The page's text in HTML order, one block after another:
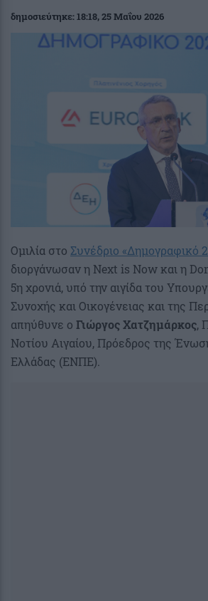
δημοσιεύτηκε:18:18, 25 Μαΐου 2026
Ομιλία στο Συνέδριο «Δημογραφικό
διοργάνωσαν η Next is Now και η
5η χρονιά, υπό την αιγίδα του
Συνοχής και Οικογένειας και της
απηύθυνε ο Γιώργος Χατζημάρκος,
Νοτίου Αιγαίου, Πρόεδρος της
Ελλάδας (ΕΝΠΕ).